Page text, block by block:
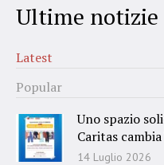
Ultime notizie
Latest
Popular
Uno spazio
Caritas cambia
14 Luglio 2026